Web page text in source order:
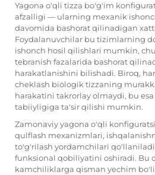
Yagona o'qli tizza bo'g'im
afzalligi — ularning mexanik
davomida bashorat qilinadigan
Foydalanuvchilar bu tizimlarning
ishonch hosil qilishlari mumkin,
tebranish fazalarida bashorat
harakatlanishini bilishadi. Biroq,
cheklash biologik tizzaning
harakatini takrorlay olmaydi, bu
tabiiyligiga ta'sir qilishi mumkin.
Zamonaviy yagona o'qli
qulflash mexanizmlari,
to'g'rilash yordamchilari
funksional qobiliyatini oshiradi. Bu
kamchiliklarga qisman yechim